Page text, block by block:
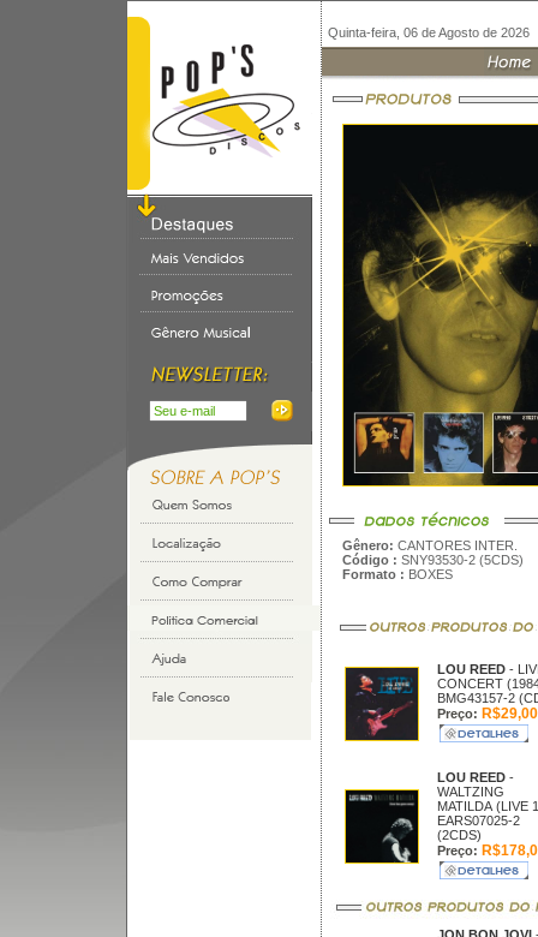
Quinta-feira, 06 de Agosto de 2026
Gênero: CANTORES INTER.
Código : SNY93530-2 (5CDS)
Formato : BOXES
LOU REED -
CONCERT
BMG43157-2
Preço: R$29,00
LOU REED -
WALTZING
MATILDA (LIVE
EARS07025-2
(2CDS)
Preço: